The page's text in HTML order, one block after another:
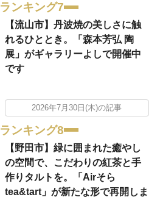
ランキング7
【流山市】丹波焼の美しさに触
れるひととき。「森本芳弘 陶
展」がギャラリーよしで開催中
です
2026年7月30日(木)の記事
ランキング8
【野田市】緑に囲まれた癒やし
の空間で、こだわりの紅茶と手
作りタルトを。「Airそら
tea&tart」が新たな形で再開しま